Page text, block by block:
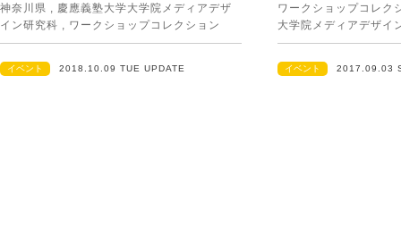
神奈川県 , 慶應義塾大学大学院メディアデザ
イン研究科 , ワークショップコレクション
イベント 2018.10.09 TUE UPDATE
ワークショップコレク
大学院メディアデザイ
イベント 2017.09.03